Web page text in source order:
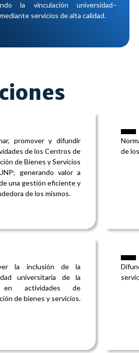
la vinculación universidad–
servicios de alta calidad.
promover y difundir
de los Centros de
de Bienes y Servicios
generando valor a
una gestión eficiente y
de los mismos.
de
la inclusión de la
universitaria de la
actividades de
de bienes y servicios.